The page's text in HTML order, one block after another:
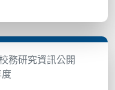
務研究資訊公開